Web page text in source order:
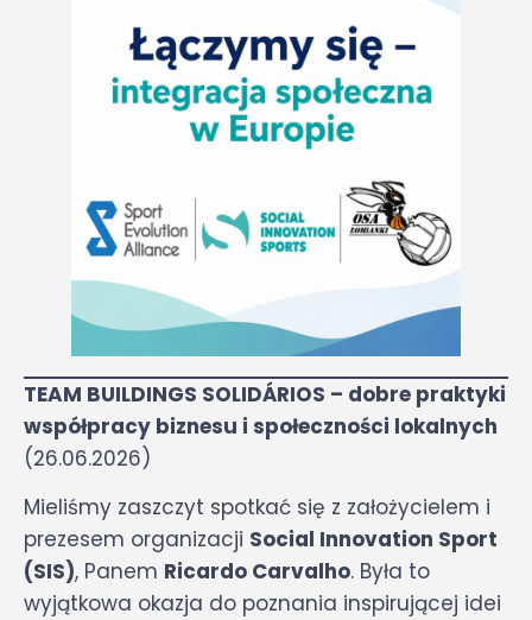
TEAM BUILDINGS SOLIDÁRIOS – dobre praktyki
współpracy biznesu i społeczności lokalnych
(26.06.2026)
Mieliśmy zaszczyt spotkać się z założycielem i
prezesem organizacji Social Innovation Sport
(SIS), Panem Ricardo Carvalho. Była to
wyjątkowa okazja do poznania inspirującej idei